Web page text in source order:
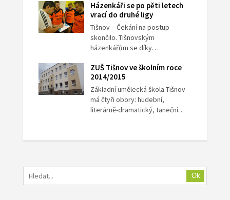
Házenkáři se po pěti letech
vrací do druhé ligy
Tišnov – Čekání na postup
skončilo. Tišnovským
házenkářům se díky…
ZUŠ Tišnov ve školním roce
2014/2015
Základní umělecká škola Tišnov
má čtyři obory: hudební,
literárně-dramatický, taneční…
Ok